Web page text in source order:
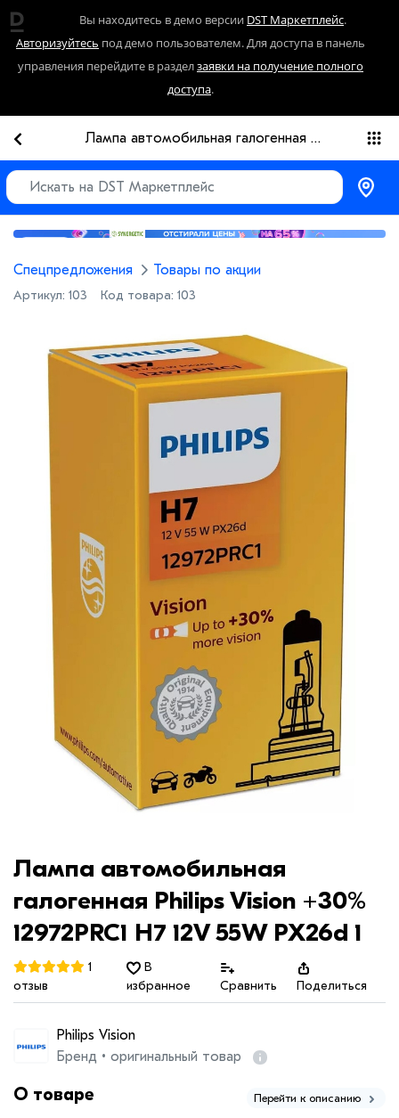
Вы находитесь в демо версии DST Маркетплейс.
Авторизуйтесь под демо пользователем. Для доступа в панель
управления перейдите в разделзаявки на получение полного
доступа.
Лампа автомобильная галогенная Philips Vision +30% 12972PRC1 H7 12V 55W PX26d 1
Спецпредложения Товары по акции
Артикул: 103 Код товара: 103
Лампа автомобильная
галогенная Philips Vision +30%
12972PRC1 H7 12V 55W PX26d 1
1
отзыв
В
избранное
Сравнить Поделиться
Philips Vision
Бренд • оригинальный товар
О товаре Перейти к описанию